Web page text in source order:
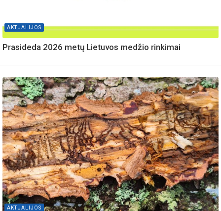
AKTUALIJOS
Prasideda 2026 metų Lietuvos medžio rinkimai
AKTUALIJOS